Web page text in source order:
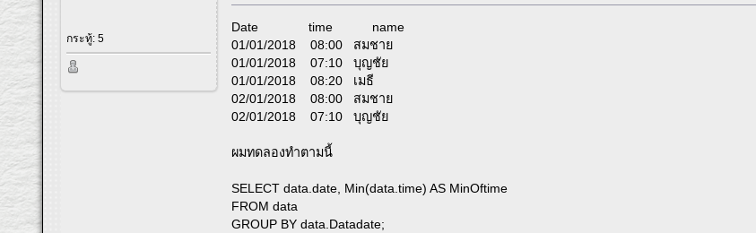
กระทู้: 5
Date time name
01/01/2018 08:00 สมชาย
01/01/2018 07:10 บุญชัย
01/01/2018 08:20 เมธี
02/01/2018 08:00 สมชาย
02/01/2018 07:10 บุญชัย
ผมทดลองทำตามนี้
SELECT data.date, Min(data.time) AS MinOftime
FROM data
GROUP BY data.Datadate;